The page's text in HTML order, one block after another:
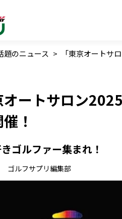
題のニュース > 「東京オートサ
オートサロン
！
ゴルファー集まれ！
ゴルフサプリ編集部